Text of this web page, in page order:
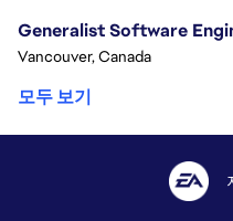
Generalist Software
Vancouver, Canada
모두 보기